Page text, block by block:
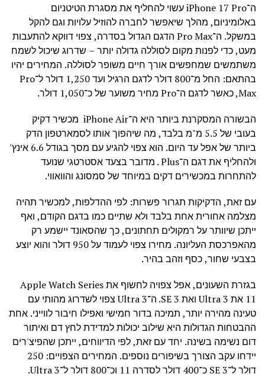
ה־iPhone 17 Pro עשוי להחליף את מסגרת הטיטניום
באלומיניום, מהלך שיאפשר לחברה להוזיל עלויות וגם להקל
במשקל. ה־Pro Max הדגם הגדול בסדרה, צפוי דווקא להתעבות
מעט, כדי לפנות מקום לסוללה גדולה יותר – שדרוג שיכול לשמח
משתמשים שמחפשים אורך חיים משופר לסוללה. המחירים יהיו
בהתאם: החל מ־800 דולר לדגם הרגיל ועד 1,250 דולר ל־Pro
Max, כאשר לדגם ה־Pro מחיר משוער של כ־1,050 דולר.
הבשורה המסקרנת ביותר היא ה־iPhone Air מכשיר דקיק
בעובי של 5.5 מ"מ בלבד, מה שיהפוך אותו לסמארטפון הדק
ביותר של אפל עד היום. הוא צפוי להגיע עם מסך בגודל 6.6 אינץ'
ולהחליף את דגם ה־Plus . מדובר בצעד אסטרטגי שנועד
להתחרות במכשירים דקים במיוחד של סמסונג והוואווי.
עם זאת, הדקיקות תגרור פשרות: לפי ההדלפות, למכשיר תהיה
מצלמה אחורית אחת בלבד ולא שתיים כמו בדגם הקודם, ואף
ייתכן שיוותר על רמקולים תחתונים, כך שהסאונד יישמע רק
מהאפרכסת העליונה. מחירו צפוי לעמוד על 950 דולר והוא יוצע
בצבעי שחור, כסף וזהב בהיר.
בגזרת השעונים, אפל צפויה לחשוף את Apple Watch Series
11 את Ultra 3 ואת SE 3. ה־Ultra 3 צפוי לשדרוג מהותי עם
טעינה מהירה יותר, תמיכה בדור חמישי ואפילו חיבור לווייני. אחת
ההבטחות הגדולות היא שילוב יכולות למדידת לחץ דם ואיתור
דום נשימה בשינה. יחד עם זאת, לפי הדיווחים, ייתכן שהפיצ'רים
יידחו עקב הצורך בשיפורים נוספים. המחירים הצפויים: 250
דולר ל־SE 3 כ־400 דולר לסדרה 11 וכ־800 דולר ל־Ultra 3.